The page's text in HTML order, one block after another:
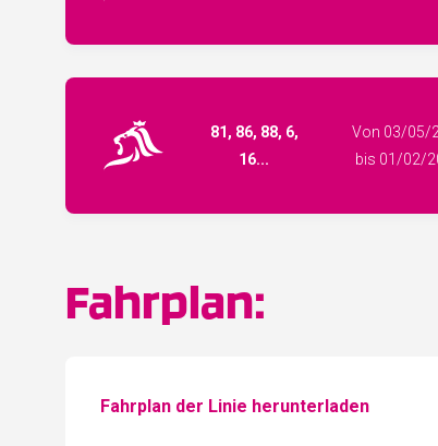
81, 86, 88, 6,
16...
Von 03/05/
bis 01/02/
Fahrplan:
Fahrplan der Linie herunterladen